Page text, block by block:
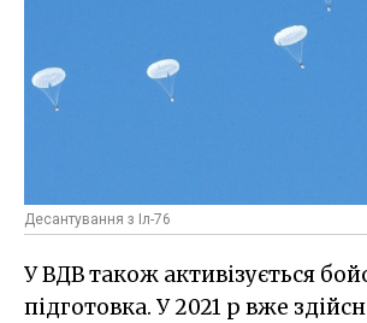
Десантування з Іл-76
У ВДВ також активізується
підготовка. У 2021 р вже